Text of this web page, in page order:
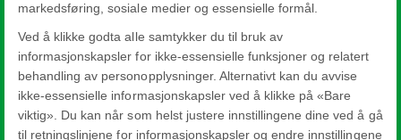
Oslo
Elverum
Stavanger
Halmstad
Skierniewice
markedsføring, sosiale medier og essensielle formål.
Ved å klikke godta alle samtykker du til bruk av
informasjonskapsler for ikke-essensielle funksjoner og relatert
behandling av personopplysninger. Alternativt kan du avvise
ikke-essensielle informasjonskapsler ved å klikke på «Bare
viktig». Du kan når som helst justere innstillingene dine ved å gå
til retningslinjene for informasjonskapsler og endre innstillingene